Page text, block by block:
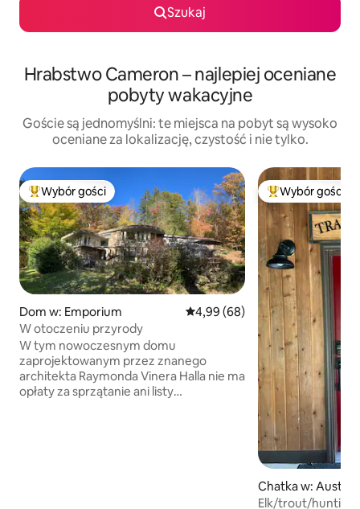
Szukaj
Hrabstwo Cameron – najlepiej oceniane
pobyty wakacyjne
Goście są jednomyślni: te miejsca na pobyt są wysoko
oceniane za lokalizację, czystość i nie tylko.
Najpopularniejsze z kategorii Wybór gości
Wybór gości
Dom w: Emporium Średnia ocena: 4,99 na 5,
4,99 (68)
W otoczeniu przyrody
W tym nowoczesnym domu
zaprojektowanym przez znanego
architekta Raymonda Vinera Halla nie ma
opłaty za sprzątanie ani listy
Wybór gości
Chatka w: Austin
Elk/trout/